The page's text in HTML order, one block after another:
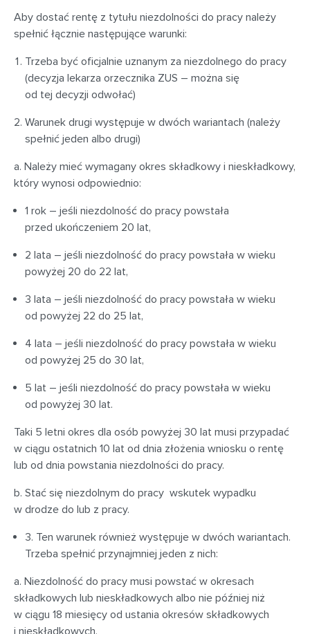
Aby dostać rentę z tytułu niezdolności do pracy należy
spełnić łącznie następujące warunki:
Trzeba być oficjalnie uznanym za niezdolnego do pracy
(decyzja lekarza orzecznika ZUS – można się
od tej decyzji odwołać)
Warunek drugi występuje w dwóch wariantach (należy
spełnić jeden albo drugi)
a. Należy mieć wymagany okres składkowy i nieskładkowy,
który wynosi odpowiednio:
1 rok – jeśli niezdolność do pracy powstała
przed ukończeniem 20 lat,
2 lata – jeśli niezdolność do pracy powstała w wieku
powyżej 20 do 22 lat,
3 lata – jeśli niezdolność do pracy powstała w wieku
od powyżej 22 do 25 lat,
4 lata – jeśli niezdolność do pracy powstała w wieku
od powyżej 25 do 30 lat,
5 lat – jeśli niezdolność do pracy powstała w wieku
od powyżej 30 lat.
Taki 5 letni okres dla osób powyżej 30 lat musi przypadać
w ciągu ostatnich 10 lat od dnia złożenia wniosku o rentę
lub od dnia powstania niezdolności do pracy.
b. Stać się niezdolnym do pracy wskutek wypadku
w drodze do lub z pracy.
3. Ten warunek również występuje w dwóch wariantach.
Trzeba spełnić przynajmniej jeden z nich:
a. Niezdolność do pracy musi powstać w okresach
składkowych lub nieskładkowych albo nie później niż
w ciągu 18 miesięcy od ustania okresów składkowych
i nieskładkowych.